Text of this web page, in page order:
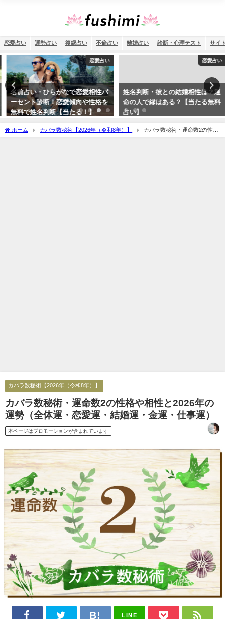
恋愛占い 運勢占い 復縁占い 不倫占い 離婚占い 診断・心理テスト サイ
恋愛占い
名前占い・ひらがなで恋愛相性パ
ーセント診断！恋愛傾向や性格を
無料で姓名判断【当たる！】
恋愛占い
姓名判断・彼との結婚相性は？運
命の人で縁はある？【当たる無料
占い】
ホーム カバラ数秘術【2026年（令和8年）】
カバラ数秘術・運命数2の性格
や相性と2026年の運勢（全体運・恋愛運・結婚運・金運・仕事運）
カバラ数秘術【2026年（令和8年）】
カバラ数秘術・運命数2の性格や相性と2026年の
運勢（全体運・恋愛運・結婚運・金運・仕事運）
本ページはプロモーションが含まれています
LINE